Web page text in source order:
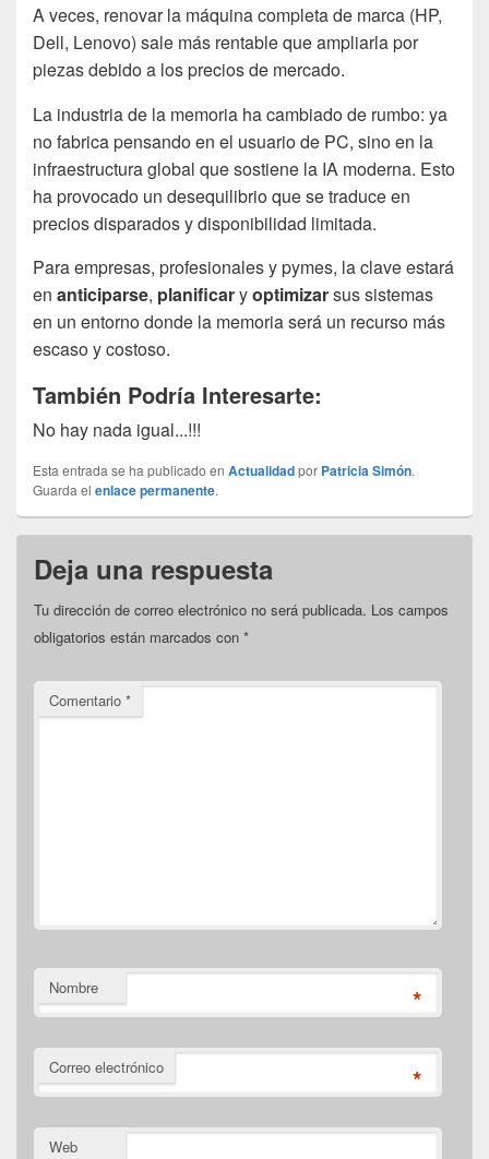
A veces, renovar la máquina completa de marca (HP,
Dell, Lenovo) sale más rentable que ampliarla por
piezas debido a los precios de mercado.
La industria de la memoria ha cambiado de rumbo: ya
no fabrica pensando en el usuario de PC, sino en la
infraestructura global que sostiene la IA moderna. Esto
ha provocado un desequilibrio que se traduce en
precios disparados y disponibilidad limitada.
Para empresas, profesionales y pymes, la clave estará
en anticiparse, planificaryoptimizarsus sistemas
en un entorno donde la memoria será un recurso más
escaso y costoso.
También Podría Interesarte:
No hay nada igual...!!!
Esta entrada se ha publicado en Actualidadpor Patricia Simón.
Guarda el enlace permanente.
Deja una respuesta
Tu dirección de correo electrónico no será publicada. Los campos
obligatorios están marcados con *
Comentario *
Nombre *
Correo electrónico *
Web